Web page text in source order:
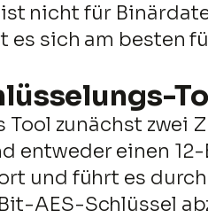
nicht für
sich am besten
zunächst zwei
einen
und führt es
AES-Schlüssel